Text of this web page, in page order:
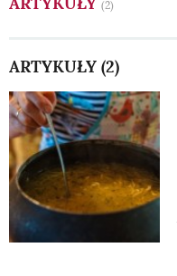
(2)
ARTYKUŁY (2)